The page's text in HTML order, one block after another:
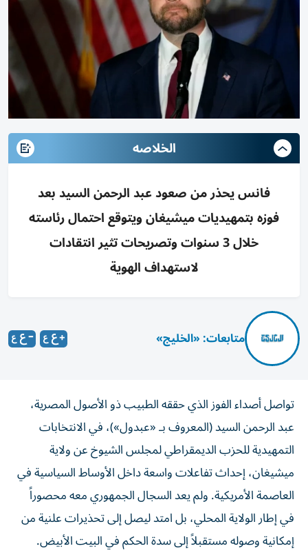
الخلاصه
فانس يحذر من صعود عبد الرحمن السيد بعد
فوزه بتمهيديات ميشيغان ويتوقع احتمال رئاسته
خلال 3 سنوات وتصريحات تثير انتقادات
لاستهداف الهوية
متابعات: «الخليج»
تواصل أصداء الفوز الذي حققه الطبيب ذو الأصول المصرية،
عبد الرحمن السيد (المعروف بـ «عبدول»)، في الانتخابات
التمهيدية للحزب الديمقراطي لمجلس الشيوخ عن ولاية
ميشيغان، إحداث تفاعلات واسعة داخل الأوساط السياسية في
العاصمة الأمريكية. ولم يعد السجال الجمهوري معه محصوراً
في إطار الولاية المحلي، بل امتد ليصل إلى تحذيرات علنية من
إمكانية وصوله مستقبلاً إلى سدة الحكم في البيت الأبيض.